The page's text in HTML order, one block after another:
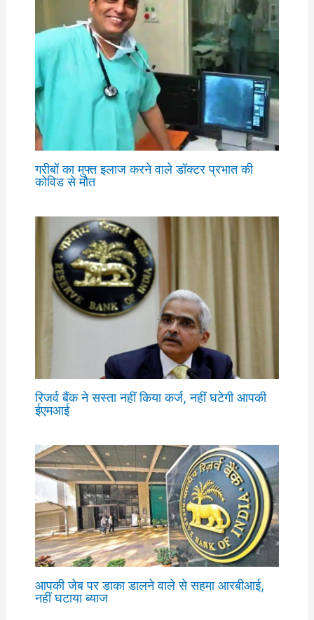
गरीबों का मुफ्त इलाज करने वाले डॉक्टर प्रभात की
कोविड से मौत
रिजर्व बैंक ने सस्ता नहीं किया कर्ज, नहीं घटेगी आपकी
ईएमआई
आपकी जेब पर डाका डालने वाले से सहमा आरबीआई,
नहीं घटाया ब्याज